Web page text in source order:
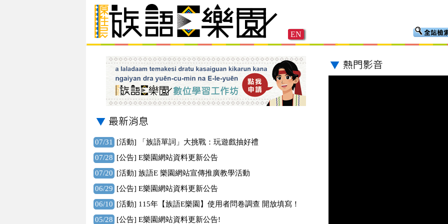
EN
07/31 [活動]
「族語單詞」大挑戰：玩遊戲抽好禮
07/28 [公告] E樂園網站資料更新公告
07/20 [活動] 族語E 樂園網站宣傳推廣教學活動
06/29 [公告] E樂園網站資料更新公告
06/10 [活動] 115年【族語E樂園】使用者問卷調查 開放填寫！
05/28 [公告] E樂園網站資料更新公告!